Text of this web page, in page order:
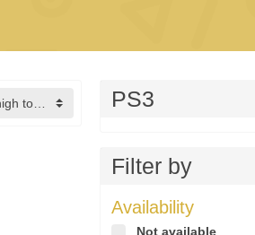
Price, high to low PS3
Filter by
Availability
Not available